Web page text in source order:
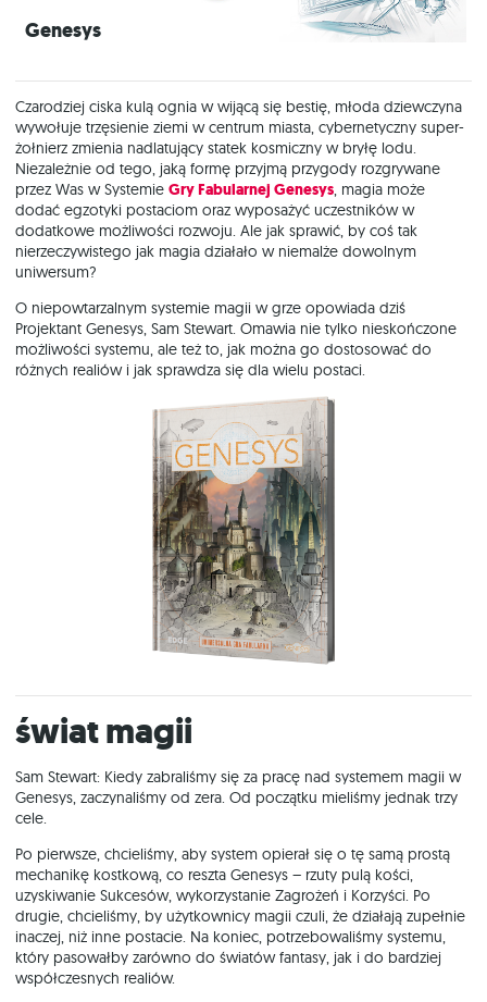
Genesys
Czarodziej ciska kulą ognia w wijącą się bestię, młoda dziewczyna
wywołuje trzęsienie ziemi w centrum miasta, cybernetyczny super-
żołnierz zmienia nadlatujący statek kosmiczny w bryłę lodu.
Niezależnie od tego, jaką formę przyjmą przygody rozgrywane
przez Was w Systemie Gry Fabularnej Genesys, magia może
dodać egzotyki postaciom oraz wyposażyć uczestników w
dodatkowe możliwości rozwoju. Ale jak sprawić, by coś tak
nierzeczywistego jak magia działało w niemalże dowolnym
uniwersum?
O niepowtarzalnym systemie magii w grze opowiada dziś
Projektant Genesys, Sam Stewart. Omawia nie tylko nieskończone
możliwości systemu, ale też to, jak można go dostosować do
różnych realiów i jak sprawdza się dla wielu postaci.
Świat magii
Sam Stewart: Kiedy zabraliśmy się za pracę nad systemem magii w
Genesys, zaczynaliśmy od zera. Od początku mieliśmy jednak trzy
cele.
Po pierwsze, chcieliśmy, aby system opierał się o tę samą prostą
mechanikę kostkową, co reszta Genesys – rzuty pulą kości,
uzyskiwanie Sukcesów, wykorzystanie Zagrożeń i Korzyści. Po
drugie, chcieliśmy, by użytkownicy magii czuli, że działają zupełnie
inaczej, niż inne postacie. Na koniec, potrzebowaliśmy systemu,
który pasowałby zarówno do światów fantasy, jak i do bardziej
współczesnych realiów.